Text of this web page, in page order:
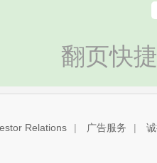
翻页快
Relations | 广告服务 |